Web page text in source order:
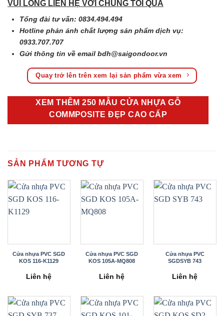
VUI LÒNG LIÊN HỆ VỚI CHÚNG TÔI QUA
Tổng đài tư vấn: 0834.494.494
Hotline phản ánh chất lượng sản phẩm dịch vụ:
0933.707.707
Gửi thông tin về emailbdh@saigondoor.vn
Quay trở lên trên xem lại sản phẩm vừa xem
XEM THÊM 250 MẪU CỬA NHỰA GỖ
COMMPOSITE ĐẸP CAO CẤP
SẢN PHẨM TƯƠNG TỰ
Cửa nhựa PVC SGD
KOS 116-K1129
Liên hệ
Cửa nhựa PVC SGD
KOS 105A-MQ808
Liên hệ
Cửa nhựa PVC
SGDSYB 743
Liên hệ